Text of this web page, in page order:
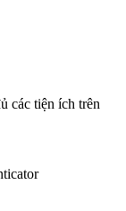
các tiện ích trên